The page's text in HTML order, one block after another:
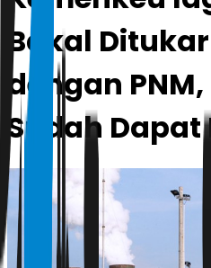
Bakal
dengan
Sudah